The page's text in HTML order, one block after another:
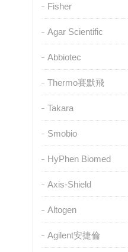
Fisher
Agar Scientific
Abbiotec
Thermo賽默飛
Takara
Smobio
HyPhen Biomed
Axis-Shield
Altogen
Agilent安捷倫